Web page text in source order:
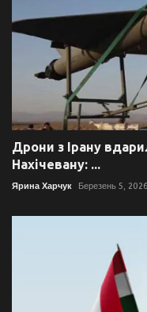
Дрони з Ірану
Нахічевану: ...
Ярина Харчук Березень 5, 2026